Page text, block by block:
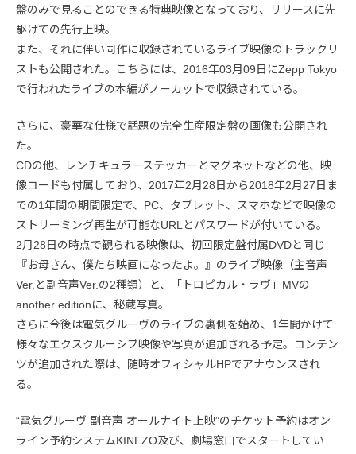
盤のみで見ることのできる特典映像となっており、リリースに先
駆けての先行上映。
また、それに伴い同作に収録されているライブ映像のトラックリ
ストも公開された。こちらには、2016年03月09日にZepp Tokyo
で行われたライブの本編がノーカットで収録されている。
さらに、豪華な仕様で話題の完全生産限定盤の画像も公開され
た。
CDの他、レンチキュラーステッカーとマグネットなどの他、映
像コードも付属しており、2017年2月28日から2018年2月27日ま
での1年間の期間限定で、PC、タブレット、スマホなどで映像の
ストリーミング再生が可能なURLとパスワードが付いている。
2月28日の時点で観られる映像は、初回限定盤付属DVDと同じ
『お母さん、僕たち映画になったよ。』のライブ映像（主音声
Ver.と副音声Ver.の2種類）と、「トロピカル・ラヴ」MVの
another editionに、秘蔵写真。
さらに今後は電気グルーヴのライブの裏側を始め、1年間かけて
様々なエクスクルーシブ映像や写真が追加される予定。コンテン
ツが追加された際は、随時オフィシャルHPでアナウンスされ
る。
“電気グルーヴ 副音声 オールナイト上映”のチケット予約はオン
ライン予約システムKINEZO及び、劇場窓口でスタートしてい